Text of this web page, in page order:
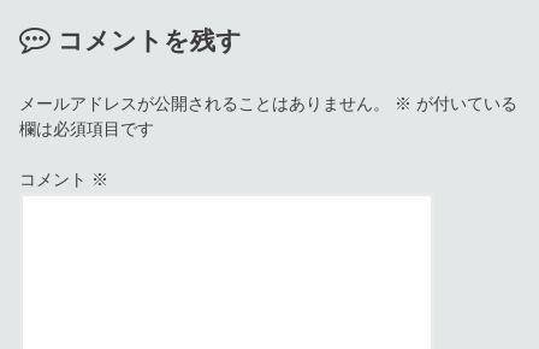
コメントを残す
メールアドレスが公開されることはありません。 ※ が付いている
欄は必須項目です
コメント ※